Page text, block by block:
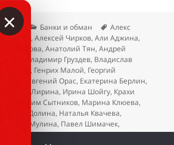
Рубрики
Банки и обман Метки
Алекс
,Алексей Чирков,Али Аджина,
Горелова,Анатолий Тян,Андрей
Владимир Груздев, Владислав
, Генрих Малой, Георгий
Евгений Орас, Екатерина Берлин,
Елена Лирина, Ирина Шойгу, Крахи
Максим Сытников, Марина Клюева,
Наталья Долина, Наталья Квачева,
Ольга Мулина, Павел Шимачек,
Рязанцев,Юлия Воронкова,Юрий
×